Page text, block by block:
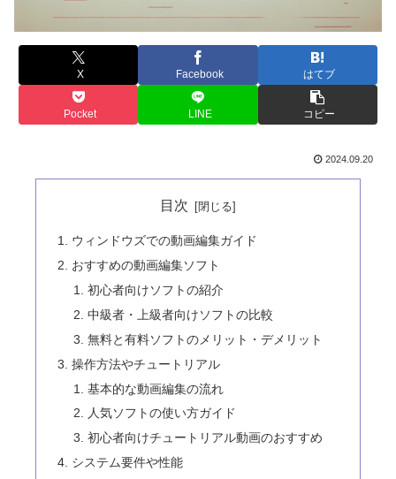
X Facebook はてブ
Pocket LINE コピー
2024.09.20
目次
ウィンドウズでの動画編集ガイド
おすすめの動画編集ソフト
初心者向けソフトの紹介
中級者・上級者向けソフトの比較
無料と有料ソフトのメリット・デメリット
操作方法やチュートリアル
基本的な動画編集の流れ
人気ソフトの使い方ガイド
初心者向けチュートリアル動画のおすすめ
システム要件や性能